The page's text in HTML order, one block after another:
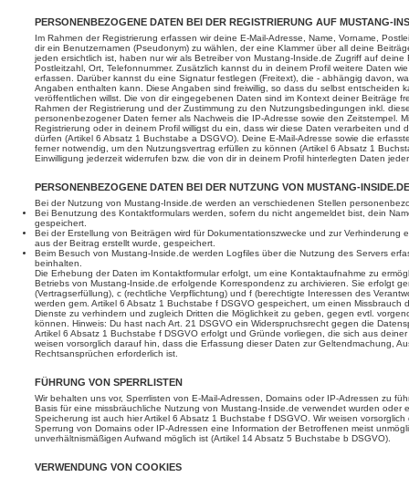
PERSONENBEZOGENE DATEN BEI DER REGISTRIERUNG AUF MUSTANG-
Im Rahmen der Registrierung erfassen wir deine E-Mail-Adresse, Name, Vorname,
dir ein Benutzernamen (Pseudonym) zu wählen, der eine Klammer über all deine
jeden ersichtlich ist, haben nur wir als Betreiber von Mustang-Inside.de Zugriff auf deine
Postleitzahl, Ort, Telefonnummer. Zusätzlich kannst du in deinem Profil weitere Daten
erfassen. Darüber kannst du eine Signatur festlegen (Freitext), die - abhängig davon,
Angaben enthalten kann. Diese Angaben sind freiwillig, so dass du selbst entscheiden
veröffentlichen willst. Die von dir eingegebenen Daten sind im Kontext deiner Beiträge
Rahmen der Registrierung und der Zustimmung zu den Nutzungsbedingungen inkl.
personenbezogener Daten ferner als Nachweis die IP-Adresse sowie den Zeitstempel.
Registrierung oder in deinem Profil willigst du ein, dass wir diese Daten verarbeiten und
dürfen (Artikel 6 Absatz 1 Buchstabe a DSGVO). Deine E-Mail-Adresse sowie die
ferner notwendig, um den Nutzungsvertrag erfüllen zu können (Artikel 6 Absatz 1
Einwilligung jederzeit widerrufen bzw. die von dir in deinem Profil hinterlegten Daten
PERSONENBEZOGENE DATEN BEI DER NUTZUNG VON MUSTANG-INSIDE.DE
Bei der Nutzung von Mustang-Inside.de werden an verschiedenen Stellen
Bei Benutzung des Kontaktformulars werden, sofern du nicht angemeldet bist, dein
gespeichert.
Bei der Erstellung von Beiträgen wird für Dokumentationszwecke und zur Verhinderung
aus der Beitrag erstellt wurde, gespeichert.
Beim Besuch von Mustang-Inside.de werden Logfiles über die Nutzung des Servers
beinhalten.
Die Erhebung der Daten im Kontaktformular erfolgt, um eine Kontaktaufnahme zu
Betriebs von Mustang-Inside.de erfolgende Korrespondenz zu archivieren. Sie erfolgt
(Vertragserfüllung), c (rechtliche Verpflichtung) und f (berechtigte Interessen des
werden gem. Artikel 6 Absatz 1 Buchstabe f DSGVO gespeichert, um einen
Dienste zu verhindern und zugleich Dritten die Möglichkeit zu geben, gegen evtl.
können. Hinweis: Du hast nach Art. 21 DSGVO ein Widerspruchsrecht gegen die
Artikel 6 Absatz 1 Buchstabe f DSGVO erfolgt und Gründe vorliegen, die sich aus
weisen vorsorglich darauf hin, dass die Erfassung dieser Daten zur Geltendmachung,
Rechtsansprüchen erforderlich ist.
FÜHRUNG VON SPERRLISTEN
Wir behalten uns vor, Sperrlisten von E-Mail-Adressen, Domains oder IP-Adressen zu
Basis für eine missbräuchliche Nutzung von Mustang-Inside.de verwendet wurden oder
Speicherung ist auch hier Artikel 6 Absatz 1 Buchstabe f DSGVO. Wir weisen
Sperrung von Domains oder IP-Adressen eine Information der Betroffenen meist
unverhältnismäßigen Aufwand möglich ist (Artikel 14 Absatz 5 Buchstabe b DSGVO).
VERWENDUNG VON COOKIES